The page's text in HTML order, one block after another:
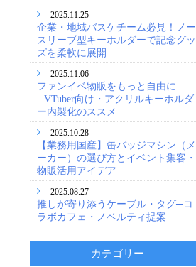
2025.11.25
企業・地域バスケチーム必見！ノー
スリーブ型キーホルダーで記念グッ
ズを柔軟に展開
2025.11.06
ファンイベ物販をもっと自由に
─VTuber向け・アクリルキーホルダ
ー内製化のススメ
2025.10.28
【業務用国産】缶バッジマシン（メ
ーカー）の選び方とイベント集客・
物販活用アイデア
2025.08.27
推しが寄り添うケーブル・タグ─コ
ラボカフェ・ノベルティ提案
カテゴリー